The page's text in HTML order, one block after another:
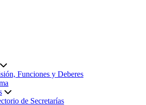
Funciones y Deberes
de Secretarías